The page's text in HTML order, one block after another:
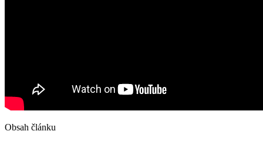
Obsah článku